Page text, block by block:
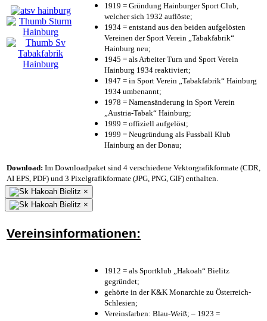
1919 = Gründung Hainburger Sport Club,
welcher sich 1932 auflöste;
1934 = entstand aus den beiden aufgelösten
Vereinen der Sport Verein „Tabakfabrik“
Hainburg neu;
1945 = als Arbeiter Turn und Sport Verein
Hainburg 1934 reaktiviert;
1947 = in Sport Verein „Tabakfabrik“ Hainburg
1934 umbenannt;
1978 = Namensänderung in Sport Verein
„Austria-Tabak“ Hainburg;
1999 = offiziell aufgelöst;
1999 = Neugründung als Fussball Klub
Hainburg an der Donau;
Download: Im Downloadpaket sind 4 verschiedene Vektorgrafikformate (CDR,
AI EPS, PDF) und 3 Pixelgrafikformate (JPG, PNG, GIF) enthalten.
×
×
Vereinsinformationen:
1912 = als Sportklub „Hakoah“ Bielitz
gegründet;
gehörte in der K&K Monarchie zu Österreich-
Schlesien;
Vereinsfarben: Blau-Weiß; – 1923 =